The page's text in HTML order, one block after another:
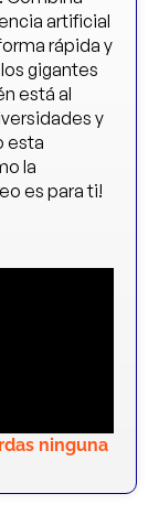
artificial
rápida y
gigantes
está al
y
esta
la
es para ti!
ninguna